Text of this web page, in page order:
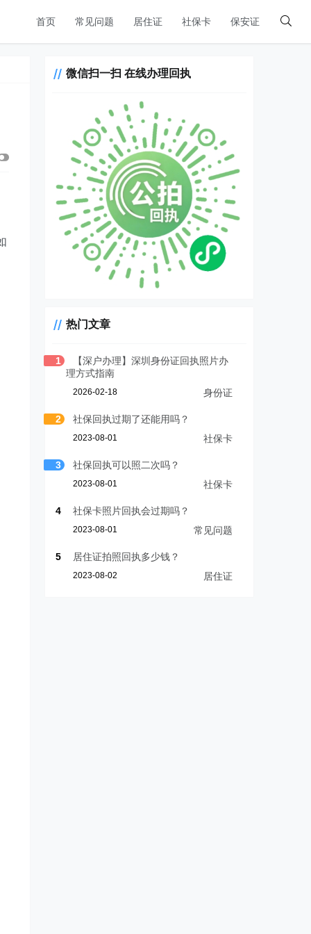
首页 常见问题 居住证 社保卡 保安证
微信扫一扫 在线办理回执
热门文章
1
【深户办理】深圳身份证回执照片办
理方式指南
2026-02-18 身份证
2 社保回执过期了还能用吗？
2023-08-01 社保卡
3 社保回执可以照二次吗？
2023-08-01 社保卡
4 社保卡照片回执会过期吗？
2023-08-01 常见问题
5 居住证拍照回执多少钱？
2023-08-02 居住证